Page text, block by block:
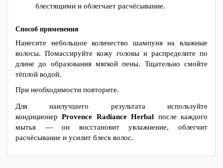
блестящими и облегчает расчёсывание.
Способ применения
Нанесите небольшое количество шампуня на влажные
волосы. Помассируйте кожу головы и распределите по
длине до образования мягкой пены. Тщательно смойте
тёплой водой.
При необходимости повторите.
Для наилучшего результата используйте
кондиционерProvence Radiance Herbal после каждого
мытья — он восстановит увлажнение, облегчит
расчёсывание и усилит блеск волос.